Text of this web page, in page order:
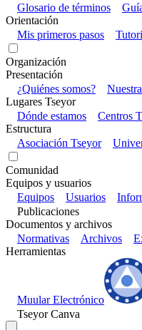
Glosario de términos
Orientación
Mis primeros pasos
Organización
Presentación
¿Quiénes somos?
Lugares Tseyor
Dónde estamos
Centros
Estructura
Asociación Tseyor
Comunidad
Equipos y usuarios
Equipos
Usuarios
Publicaciones
Documentos y archivos
Normativas
Archivos
Herramientas
Muular Electrónico
Tseyor Canva